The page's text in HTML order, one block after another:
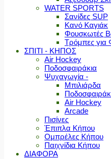
WATER SPORTS
Σανίδες SUP
Κανό Καγιάκ
Φουσκωτές
Τρόμπες για
ΣΠΙΤΙ - ΚΗΠΟΣ
Air Hockey
Ποδοσφαιράκια
Ψυχαγωγία -
Μπιλιάρδα
Air Hockey
Arcade
Πισίνες
Έπιπλα Κήπου
Ομπρέλες Κήπου
Παιχνίδια Κήπου
ΔΙΑΦΟΡΑ